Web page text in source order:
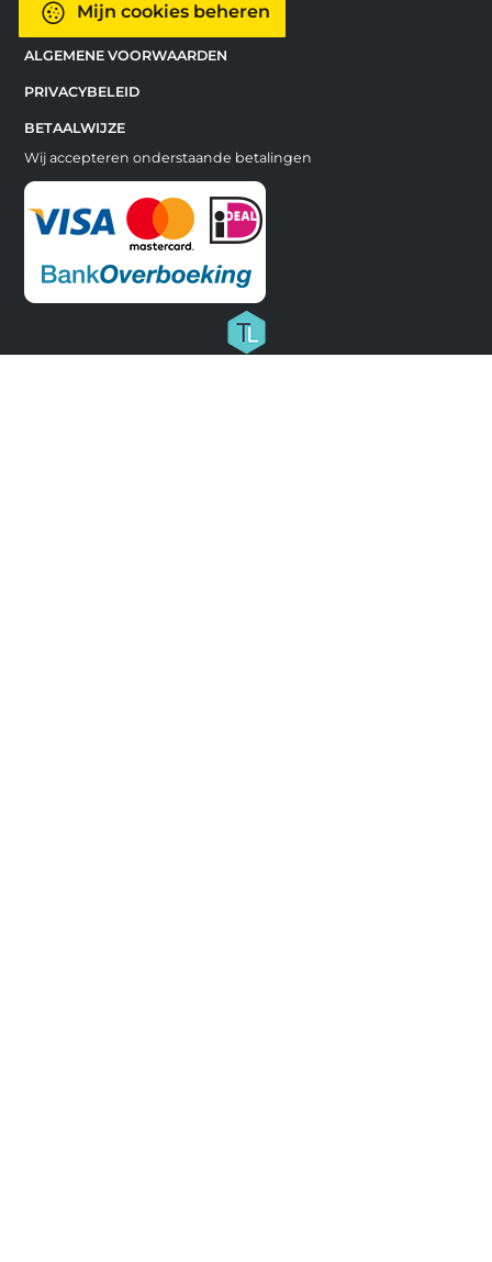
Mijn cookies beheren
ALGEMENE VOORWAARDEN
PRIVACYBELEID
BETAALWIJZE
Wij accepteren onderstaande betalingen